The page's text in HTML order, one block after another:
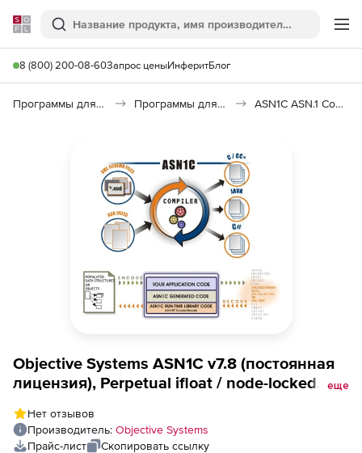
Softline
Поиск
8 (800) 200-08-60Запрос ценыИнферитБлог
Программы для программирования Программы для разработки ПО ASN1C ASN.1 Compiler
Objective Systems ASN1C v7.8 (постоянная
лицензия), Perpetual ifloat / node-locked
еще
Нет отзывов
Производитель: Objective Systems
Прайс-лист
Скопировать ссылку